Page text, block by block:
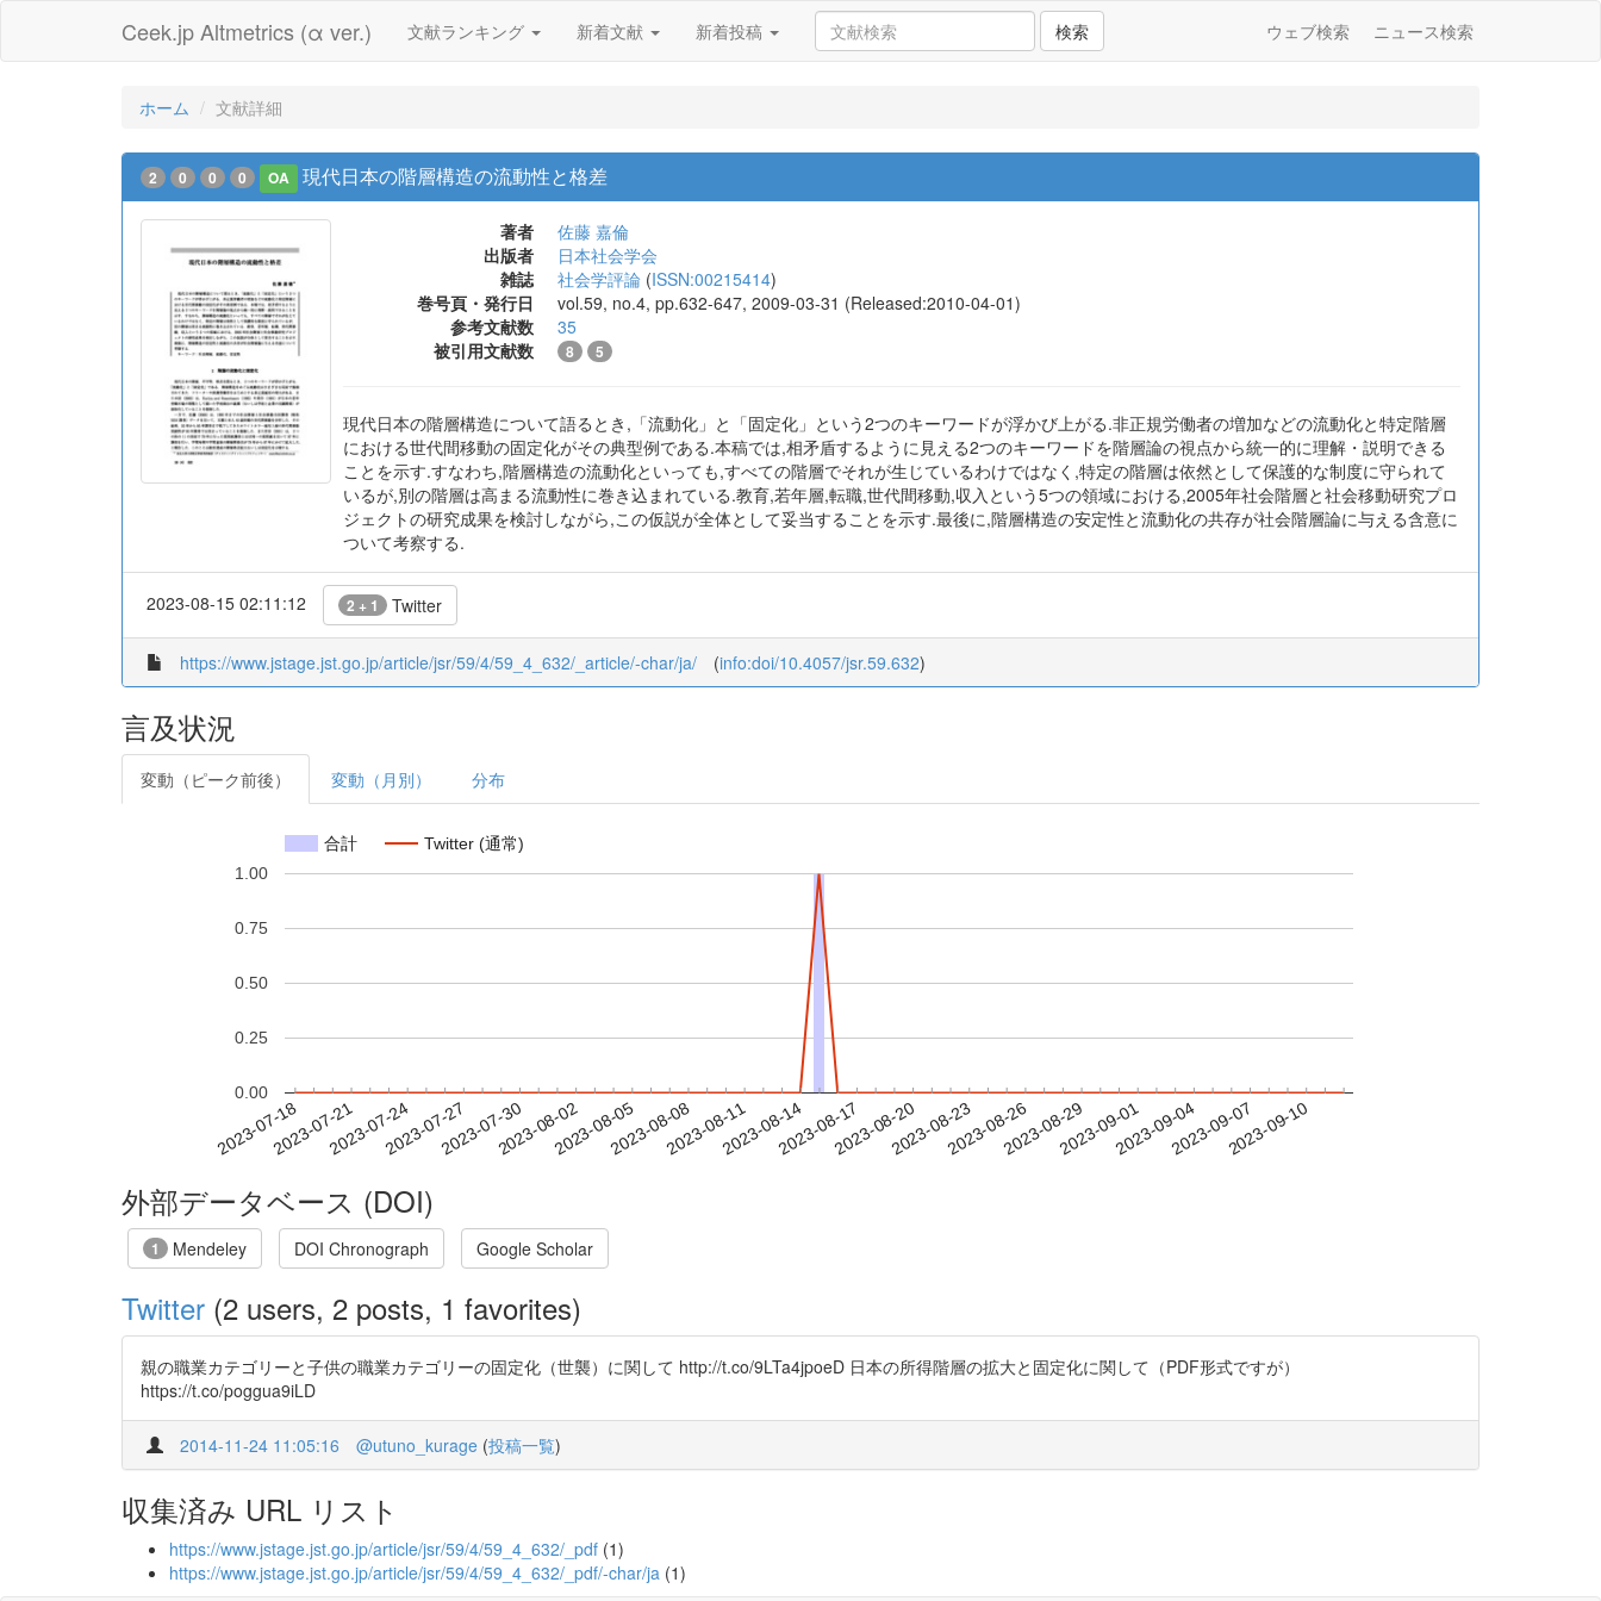
Ceek.jp Altmetrics (α ver.) 文献ランキング 新着文献 新着投稿 検索 ウェブ検索 ニュース検索
ホーム 文献詳細
2 0 0 0 OA 現代日本の階層構造の流動性と格差
著者
佐藤 嘉倫
出版者
日本社会学会
雑誌
社会学評論 (ISSN:00215414)
巻号頁・発行日
vol.59, no.4, pp.632-647, 2009-03-31 (Released:2010-04-01)
参考文献数
35
被引用文献数
8 5
現代日本の階層構造について語るとき,「流動化」と「固定化」という2つのキーワードが浮かび上がる.非正規労働者の増加などの流動化と特定階層
における世代間移動の固定化がその典型例である.本稿では,相矛盾するように見える2つのキーワードを階層論の視点から統一的に理解・説明できる
ことを示す.すなわち,階層構造の流動化といっても,すべての階層でそれが生じているわけではなく,特定の階層は依然として保護的な制度に守られて
いるが,別の階層は高まる流動性に巻き込まれている.教育,若年層,転職,世代間移動,収入という5つの領域における,2005年社会階層と社会移動研究プロ
ジェクトの研究成果を検討しながら,この仮説が全体として妥当することを示す.最後に,階層構造の安定性と流動化の共存が社会階層論に与える含意に
ついて考察する.
2023-08-15 02:11:12 2 + 1 Twitter
https://www.jstage.jst.go.jp/article/jsr/59/4/59_4_632/_article/-char/ja/ (info:doi/10.4057/jsr.59.632)
言及状況
変動（ピーク前後） 変動（月別） 分布
合計 Twitter (通常)
2023-07-182023-07-212023-07-242023-07-272023-07-302023-08-022023-08-052023-08-082023-08-112023-08-142023-08-172023-08-202023-08-232023-08-262023-08-292023-09-012023-09-042023-09-072023-09-10
0.00
0.25
0.50
0.75
1.00
外部データベース (DOI)
1 Mendeley DOI Chronograph Google Scholar
Twitter (2 users, 2 posts, 1 favorites)
親の職業カテゴリーと子供の職業カテゴリーの固定化（世襲）に関して http://t.co/9LTa4jpoeD 日本の所得階層の拡大と固定化に関して（PDF形式ですが）
https://t.co/poggua9iLD
2014-11-24 11:05:16 @utuno_kurage (投稿一覧)
収集済み URL リスト
https://www.jstage.jst.go.jp/article/jsr/59/4/59_4_632/_pdf (1)
https://www.jstage.jst.go.jp/article/jsr/59/4/59_4_632/_pdf/-char/ja (1)